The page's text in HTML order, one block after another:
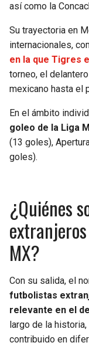
así como la
Su trayectoria en
internacionales,
en la que Tigres
torneo, el
mexicano hasta el
En el ámbito
goleo de la Liga
(13 goles),
goles).
¿Quiénes
MX?
Con su salida, el
futbolistas
relevante en el
largo de la
contribuido en